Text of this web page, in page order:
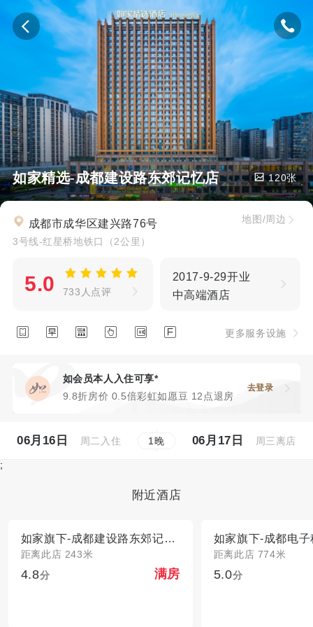
如家精选-成都建设路东郊记忆店 120张
成都市成华区建兴路76号
3号线-红星桥地铁口（2公里）
地图/周边
5.0 733人点评
2017-9-29开业
中高端酒店
      更多服务设施
如会员本人入住可享*
9.8折房价 0.5倍彩虹如愿豆 12点退房
去登录
06月16日 周二入住 1晚 06月17日 周三离店
;
附近酒店
如家旗下-成都建设路东郊记忆睿柏·云酒店
距离此店 243米
4.8分 满房
距离此店 774米
5.0分